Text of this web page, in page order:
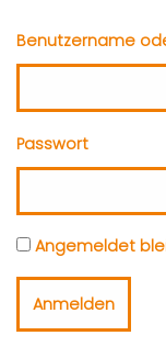
Benutzername
Passwort
Angemeldet
Anmelden